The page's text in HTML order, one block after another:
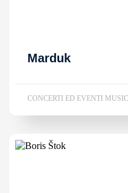
Marduk
CONCERTI ED EVENTI